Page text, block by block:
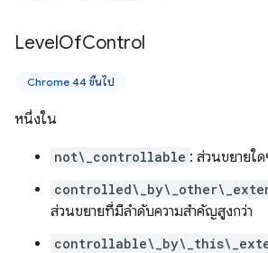
LevelOfControl
Chrome 44 ขึ้นไป
หนึ่งใน
not\_controllable : ส่วนขยายใ
ส่วนขยายที่มีลำดับความสำคัญสูงกว่า